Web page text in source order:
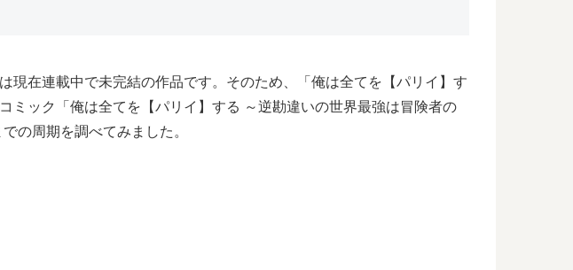
在連載中で未完結の作品です。そのため、「俺は全てを【パリイ】す
ミック「俺は全てを【パリイ】する ～逆勘違いの世界最強は冒険者の
の周期を調べてみました。